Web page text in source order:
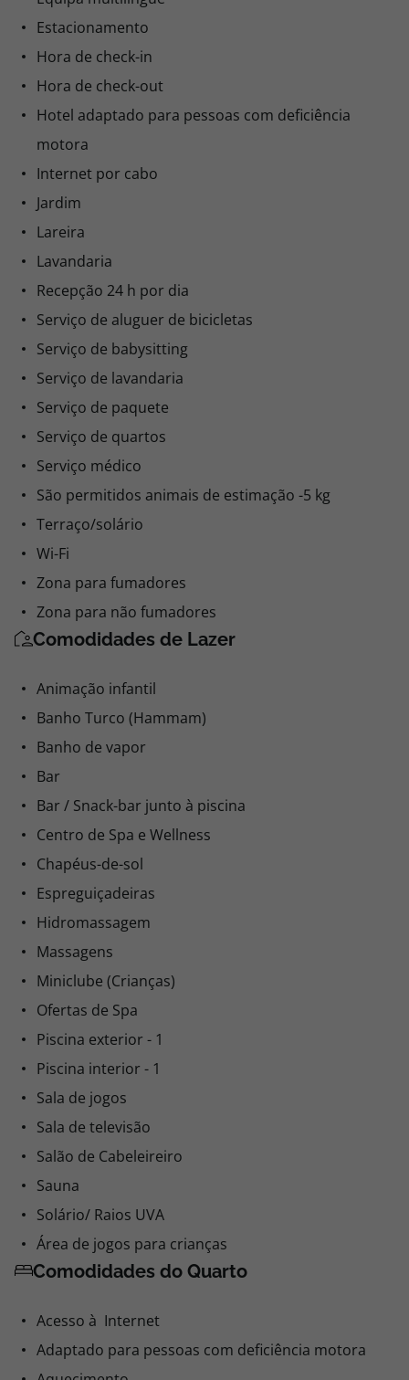
Estacionamento
Hora de check-in
Hora de check-out
Hotel adaptado para pessoas com deficiência
motora
Internet por cabo
Jardim
Lareira
Lavandaria
Recepção 24 h por dia
Serviço de aluguer de bicicletas
Serviço de babysitting
Serviço de lavandaria
Serviço de paquete
Serviço de quartos
Serviço médico
São permitidos animais de estimação -5 kg
Terraço/solário
Wi-Fi
Zona para fumadores
Zona para não fumadores
Comodidades de Lazer
Animação infantil
Banho Turco (Hammam)
Banho de vapor
Bar
Bar / Snack-bar junto à piscina
Centro de Spa e Wellness
Chapéus-de-sol
Espreguiçadeiras
Hidromassagem
Massagens
Miniclube (Crianças)
Ofertas de Spa
Piscina exterior - 1
Piscina interior - 1
Sala de jogos
Sala de televisão
Salão de Cabeleireiro
Sauna
Solário/ Raios UVA
Área de jogos para crianças
Comodidades do Quarto
Acesso à Internet
Adaptado para pessoas com deficiência motora